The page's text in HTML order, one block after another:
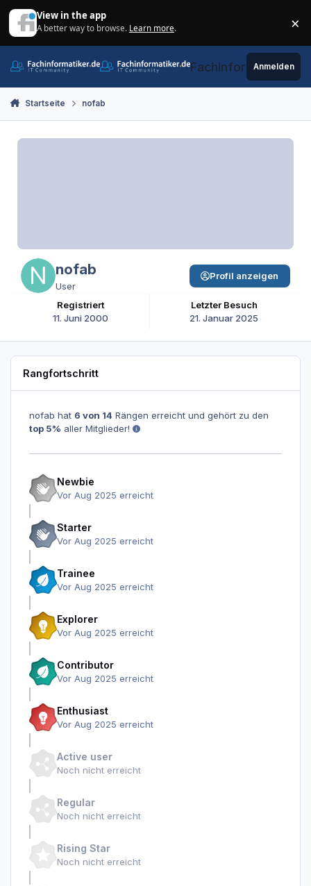
View in the app
A better way to browse. Learn more. ×
Fachinformatiker.de
Anmelden
Startseite nofab
nofab
User
Registriert
11. Juni 2000
Letzter Besuch
21. Januar 2025
Profil anzeigen
Rangfortschritt
nofab hat 6 von 14 Rängen erreicht und gehört zu den
top 5% aller Mitglieder!
Newbie
Vor Aug 2025 erreicht
Starter
Vor Aug 2025 erreicht
Trainee
Vor Aug 2025 erreicht
Explorer
Vor Aug 2025 erreicht
Contributor
Vor Aug 2025 erreicht
Enthusiast
Vor Aug 2025 erreicht
Active user
Noch nicht erreicht
Regular
Noch nicht erreicht
Rising Star
Noch nicht erreicht